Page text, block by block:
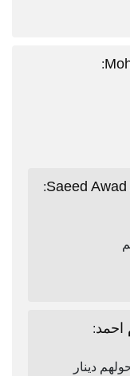
:
Saeed
:
احمد:
احولهم دينار